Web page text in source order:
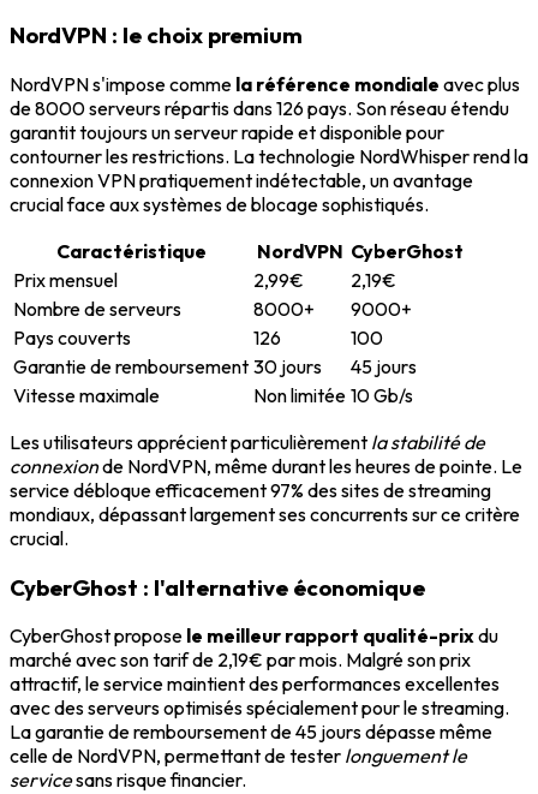
NordVPN : le choix premium
NordVPN s'impose comme la référence mondiale avec plus
de 8000 serveurs répartis dans 126 pays. Son réseau étendu
garantit toujours un serveur rapide et disponible pour
contourner les restrictions. La technologie NordWhisper rend la
connexion VPN pratiquement indétectable, un avantage
crucial face aux systèmes de blocage sophistiqués.
Caractéristique
NordVPN CyberGhost
Prix mensuel
2,99€
2,19€
Nombre de serveurs
8000+
9000+
Pays couverts
126
100
Garantie de remboursement 30 jours
45 jours
Vitesse maximale
Non limitée 10 Gb/s
Les utilisateurs apprécient particulièrement la stabilité de
connexionde NordVPN, même durant les heures de pointe. Le
service débloque efficacement 97% des sites de streaming
mondiaux, dépassant largement ses concurrents sur ce critère
crucial.
CyberGhost : l'alternative économique
CyberGhost propose le meilleur rapport qualité-prixdu
marché avec son tarif de 2,19€ par mois. Malgré son prix
attractif, le service maintient des performances excellentes
avec des serveurs optimisés spécialement pour le streaming.
La garantie de remboursement de 45 jours dépasse même
celle de NordVPN, permettant de tester longuement le
servicesans risque financier.